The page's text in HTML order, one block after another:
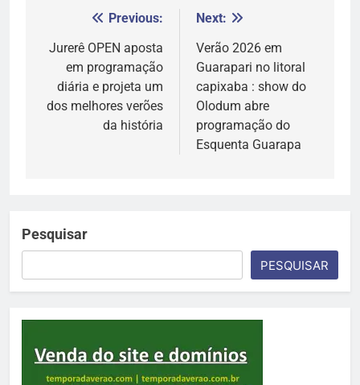
Navegação
de
Post
Previous:
Jurerê OPEN aposta
em programação
diária e projeta um
dos melhores verões
da história
Next:
Verão 2026 em
Guarapari no litoral
capixaba : show do
Olodum abre
programação do
Esquenta Guarapa
Pesquisar
PESQUISAR